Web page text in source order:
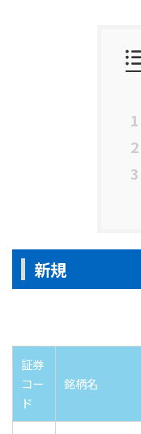
1
2
3
新規
証券
コー
ド
銘柄名